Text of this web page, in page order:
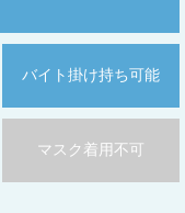
バイト掛け持ち可能
マスク着用不可